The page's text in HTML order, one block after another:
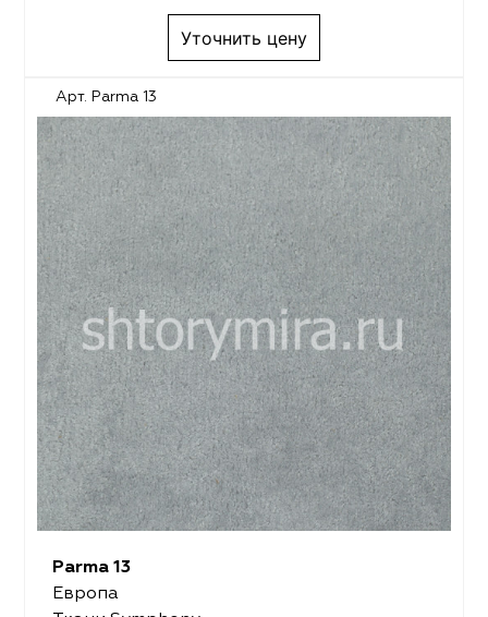
Уточнить цену
Арт. Parma 13
Parma 13
Европа